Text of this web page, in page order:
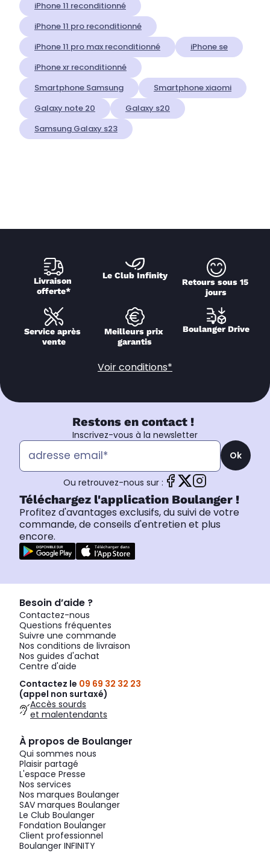
iPhone 11 reconditionné
iPhone 11 pro reconditionné
iPhone 11 pro max reconditionné
iPhone se
iPhone xr reconditionné
Smartphone Samsung
Smartphone xiaomi
Galaxy note 20
Galaxy s20
Samsung Galaxy s23
Livraison
offerte*
Le Club Infinity
Retours sous 15
jours
Service après
vente
Meilleurs prix
garantis
Boulanger Drive
Voir conditions*
Restons en contact !
Inscrivez-vous à la newsletter
Ok
Ou retrouvez-nous sur :
Téléchargez l'application Boulanger !
Profitez d'avantages exclusifs, du suivi de votre
commande, de conseils d'entretien et plus
encore.
Besoin d’aide ?
Contactez-nous
Questions fréquentes
Suivre une commande
Nos conditions de livraison
Nos guides d'achat
Centre d'aide
Contactez le 09 69 32 32 23
(appel non surtaxé)
Accès sourds
et malentendants
À propos de Boulanger
Qui sommes nous
Plaisir partagé
L'espace Presse
Nos services
Nos marques Boulanger
SAV marques Boulanger
Le Club Boulanger
Fondation Boulanger
Client professionnel
Boulanger INFINITY